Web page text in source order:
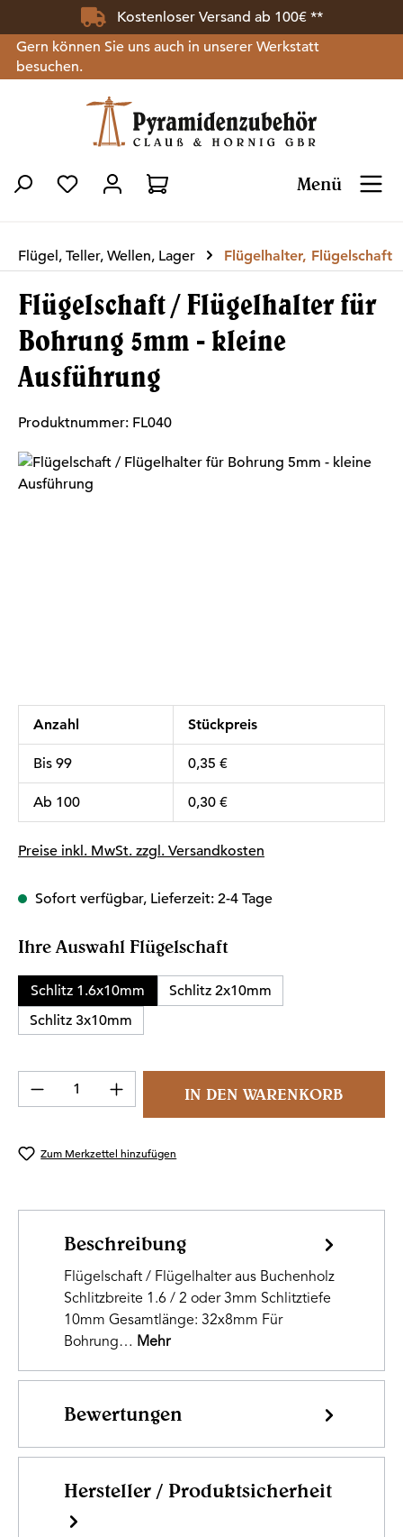
Zum Hauptinhalt springenKostenloser Versand ab 100€ **
Gern können Sie uns auch in unserer Werkstatt
besuchen.
Menü
Du hast 0 Produkte auf dem Merkzettel
Flügel, Teller, Wellen, Lager Flügelhalter, Flügelschaft
Flügelschaft / Flügelhalter für
Bohrung 5mm - kleine
Ausführung
Produktnummer: FL040
Bildergalerie überspringen
Anzahl Stückpreis
Bis 99 0,35 €
Ab 100 0,30 €
Preise inkl. MwSt. zzgl. Versandkosten
Sofort verfügbar, Lieferzeit: 2-4 Tage
Ihre Auswahl Flügelschaft
Schlitz 1.6x10mm
Schlitz 2x10mm
Schlitz 3x10mm
Produkt Anzahl: Gib den gewünschten
IN DEN WARENKORB
Zum Merkzettel hinzufügen
Beschreibung
Flügelschaft / Flügelhalter aus Buchenholz
Schlitzbreite 1.6 / 2 oder 3mm Schlitztiefe
10mm Gesamtlänge: 32x8mm Für
Bohrung… Mehr
Bewertungen
Hersteller / Produktsicherheit